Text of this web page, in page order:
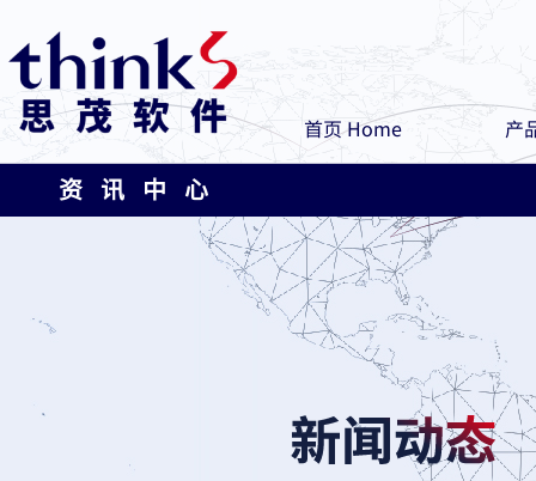
首页 Home 产
资 讯 中 心